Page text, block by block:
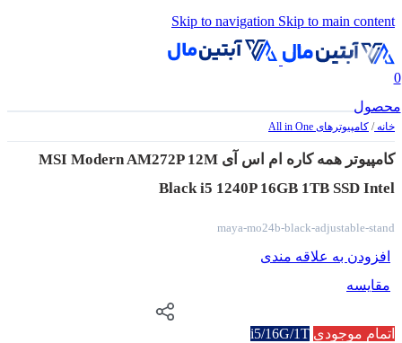
Skip to navigation Skip to main content
0
محصول
خانه/ کامپیوترهای All in One
کامپیوتر همه کاره ام اس آی MSI Modern AM272P 12M
Black i5 1240P 16GB 1TB SSD Intel
maya-mo24b-black-adjustable-stand
افزودن به علاقه مندی
مقایسه
اتمام موجودی i5/16G/1T